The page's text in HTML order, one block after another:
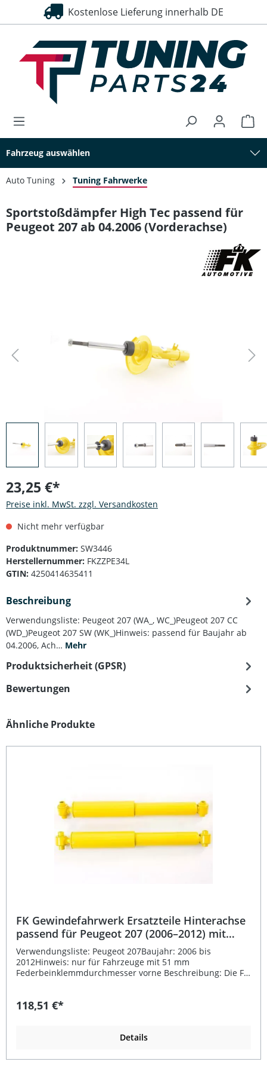
springen Kostenlose Lieferung innerhalb DE
Fahrzeug auswählen
Auto Tuning Tuning Fahrwerke
Sportstoßdämpfer High Tec passend für
Peugeot 207 ab 04.2006 (Vorderachse)
23,25 €*
Preise inkl. MwSt. zzgl. Versandkosten
Nicht mehr verfügbar
Produktnummer: SW3446
Herstellernummer: FKZZPE34L
GTIN: 4250414635411
Beschreibung
Verwendungsliste: Peugeot 207 (WA_, WC_)Peugeot 207 CC
(WD_)Peugeot 207 SW (WK_)Hinweis: passend für Baujahr ab
04.2006, Ach… Mehr
Produktsicherheit (GPSR)
Bewertungen
Produktgalerie überspringen
Ähnliche Produkte
FK Gewindefahrwerk Ersatzteile Hinterachse
passend für Peugeot 207 (2006–2012) mit
51mm Federbein
Verwendungsliste: Peugeot 207Baujahr: 2006 bis
2012Hinweis: nur für Fahrzeuge mit 51 mm
Federbeinklemmdurchmesser vorne Beschreibung: Die FK
bestehenden Gewindefahrwerks ersetzen möchten. Das
Federbeinklemmdurchmesser an der Vorderachse.
Ersatzteile für eine lange Lebensdauer und zuverlässige
118,51 €*
Details